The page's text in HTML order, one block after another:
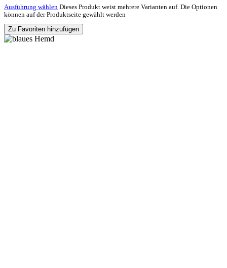
Ausführung wählen Dieses Produkt weist mehrere Varianten auf. Die Optionen
können auf der Produktseite gewählt werden
Zu Favoriten hinzufügen